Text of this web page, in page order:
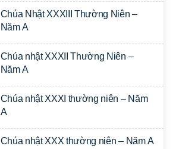
Chúa Nhật XXXIII Thường Niên –
Năm A
Chúa nhật XXXII Thường Niên –
Năm A
Chúa nhật XXXI thường niên – Năm
A
Chúa nhật XXX thường niên – Năm A